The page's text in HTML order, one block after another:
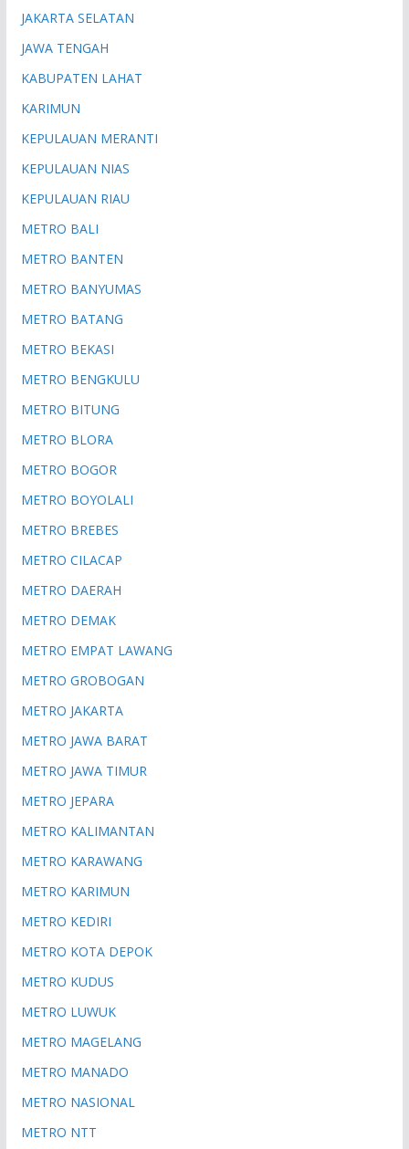
JAKARTA SELATAN
JAWA TENGAH
KABUPATEN LAHAT
KARIMUN
KEPULAUAN MERANTI
KEPULAUAN NIAS
KEPULAUAN RIAU
METRO BALI
METRO BANTEN
METRO BANYUMAS
METRO BATANG
METRO BEKASI
METRO BENGKULU
METRO BITUNG
METRO BLORA
METRO BOGOR
METRO BOYOLALI
METRO BREBES
METRO CILACAP
METRO DAERAH
METRO DEMAK
METRO EMPAT LAWANG
METRO GROBOGAN
METRO JAKARTA
METRO JAWA BARAT
METRO JAWA TIMUR
METRO JEPARA
METRO KALIMANTAN
METRO KARAWANG
METRO KARIMUN
METRO KEDIRI
METRO KOTA DEPOK
METRO KUDUS
METRO LUWUK
METRO MAGELANG
METRO MANADO
METRO NASIONAL
METRO NTT